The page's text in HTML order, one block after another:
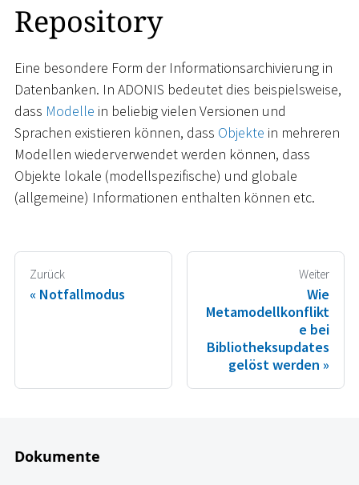
Repository
Eine besondere Form der Informationsarchivierung in
Datenbanken. In ADONIS bedeutet dies beispielsweise,
dass Modelle in beliebig vielen Versionen und
Sprachen existieren können, dass Objekte in mehreren
Modellen wiederverwendet werden können, dass
Objekte lokale (modellspezifische) und globale
(allgemeine) Informationen enthalten können etc.
Zurück
Notfallmodus
Weiter
Wie
Metamodellkonflikt
e bei
Bibliotheksupdates
gelöst werden
Dokumente